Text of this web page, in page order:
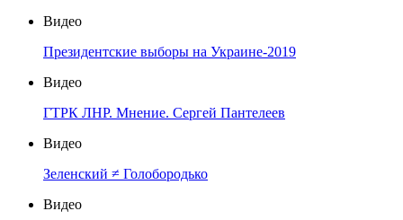
Видео
Президентские выборы на Украине-2019
Видео
ГТРК ЛНР. Мнение. Сергей Пантелеев
Видео
Зеленский ≠ Голобородько
Видео